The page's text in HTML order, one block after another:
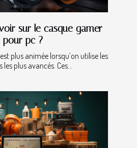
sur le casque gamer
pour pc ?
plus animée lorsqu’on utilise les
plus avancés. Ces...